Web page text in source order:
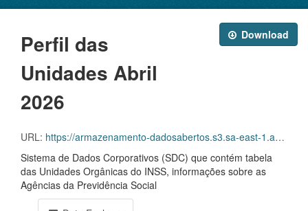
Download
Perfil das
Unidades Abril
2026
URL: https://armazenamento-dadosabertos.s3.sa-east-1.amazonaws.com/PDA_2025_2027/Grupos_de_dados/Perfil+das+Unidades/agencias-da-previdencia-social-042026.xlsx
Sistema de Dados Corporativos (SDC) que contém tabela
das Unidades Orgânicas do INSS, informações sobre as
Agências da Previdência Social